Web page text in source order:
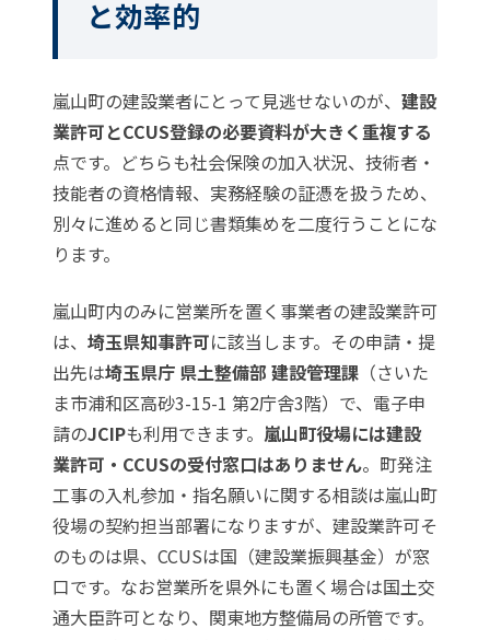
と効率的
嵐山町の建設業者にとって見逃せないのが、 建設
業許可とCCUS登録の必要資料が大きく重複する
点です。どちらも社会保険の加入状況、技術者・
技能者の資格情報、実務経験の証憑を扱うため、
別々に進めると同じ書類集めを二度行うことにな
ります。
嵐山町内のみに営業所を置く事業者の建設業許可
は、 埼玉県知事許可に該当します。その申請・提
出先は埼玉県庁 県土整備部 建設管理課 （さいた
ま市浦和区高砂3-15-1 第2庁舎3階）で、電子申
請のJCIPも利用できます。 嵐山町役場には建設
業許可・CCUSの受付窓口はありません。町発注
工事の入札参加・指名願いに関する相談は嵐山町
役場の契約担当部署になりますが、建設業許可そ
のものは県、CCUSは国（建設業振興基金）が窓
口です。なお営業所を県外にも置く場合は国土交
通大臣許可となり、関東地方整備局の所管です。